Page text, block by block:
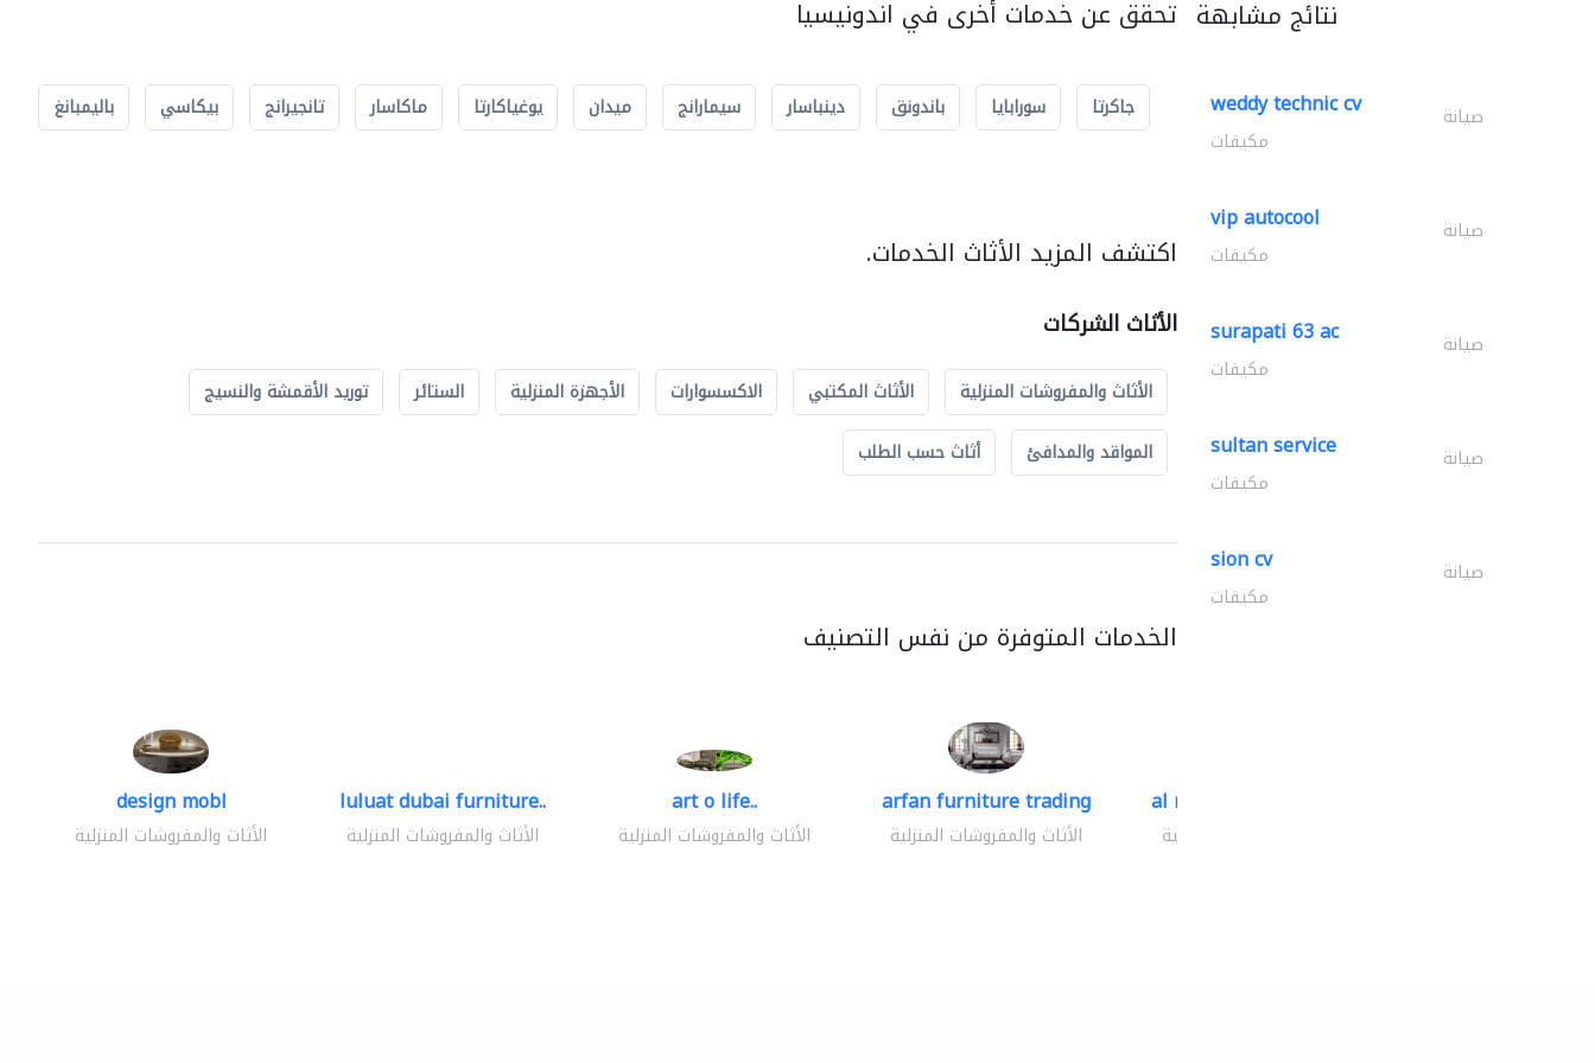
تحقق عن خدمات أخرى في اندونيسيا
جاكرتا سورابايا باندونق دينباسار سيمارانج ميدان يوغياكارتا ماكاسار تانجيرانج بيكاسي باليمبانغ
اكتشف المزيد الأثاث الخدمات.
الأثاث الشركات
الأثاث والمفروشات المنزلية الأثاث المكتبي الاكسسوارات الأجهزة المنزلية الستائر
توريد الأقمشة والنسيج
المواقد والمدافئ
أثاث حسب الطلب
الخدمات المتوفرة من نفس التصنيف
design mobl
الأثاث والمفروشات المنزلية
luluat dubai furniture..
الأثاث والمفروشات المنزلية
art o life..
الأثاث والمفروشات المنزلية
arfan furniture trading
الأثاث والمفروشات المنزلية
al mashrabia furniture..
الأثاث والمفروشات المنزلية
نتائج مشابهة
weddy technic cv صيانة
مكيفات
vip autocool صيانة
مكيفات
surapati 63 ac صيانة
مكيفات
sultan service صيانة
مكيفات
sion cv صيانة
مكيفات